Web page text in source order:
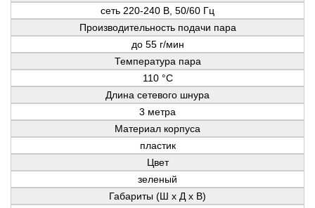
сеть 220-240 В, 50/60 Гц
Производительность подачи пара
до 55 г/мин
Температура пара
110 °C
Длина сетевого шнура
3 метра
Материал корпуса
пластик
Цвет
зеленый
Габариты (Ш х Д х В)